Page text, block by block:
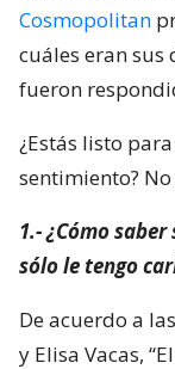
Cosmopolitan
cuáles eran sus
fueron
¿Estás listo
sentimiento?
1.- ¿Cómo
sólo le tengo
De acuerdo a
y Elisa Vacas,